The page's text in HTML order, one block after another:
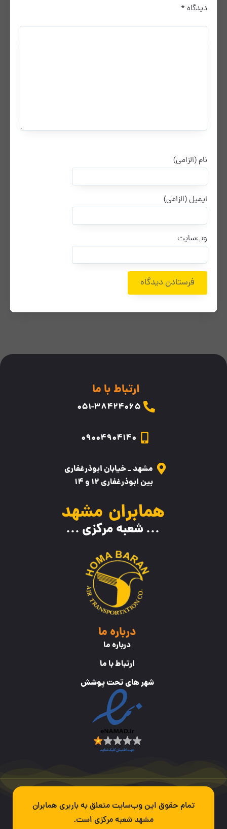
دیدگاه *
نام (الزامی)
ایمیل (الزامی)
وب‌سایت
ارتباط با ما
۰5۱-38424065
09004904140
مشهد _ خیابان ابوذرغفاری
بین ابوذرغفاری 12 و 14
همابران مشهد
... شعبه مرکزی ...
درباره ما
درباره ما
ارتباط با ما
شهر های تحت پوشش
تمام حقوق این وب‌سایت متعلق به باربری همابران
مشهد شعبه مرکزی است.